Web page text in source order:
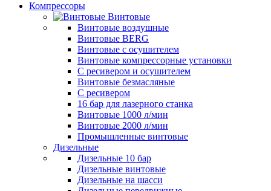
Компрессоры
Винтовые
Винтовые воздушные
Винтовые BERG
Винтовые с осушителем
Винтовые компрессорные установки
C ресивером и осушителем
Винтовые безмасляные
C ресивером
16 бар для лазерного станка
Винтовые 1000 л/мин
Винтовые 2000 л/мин
Промышленные винтовые
Дизельные
Дизельные 10 бар
Дизельные винтовые
Дизельные на шасси